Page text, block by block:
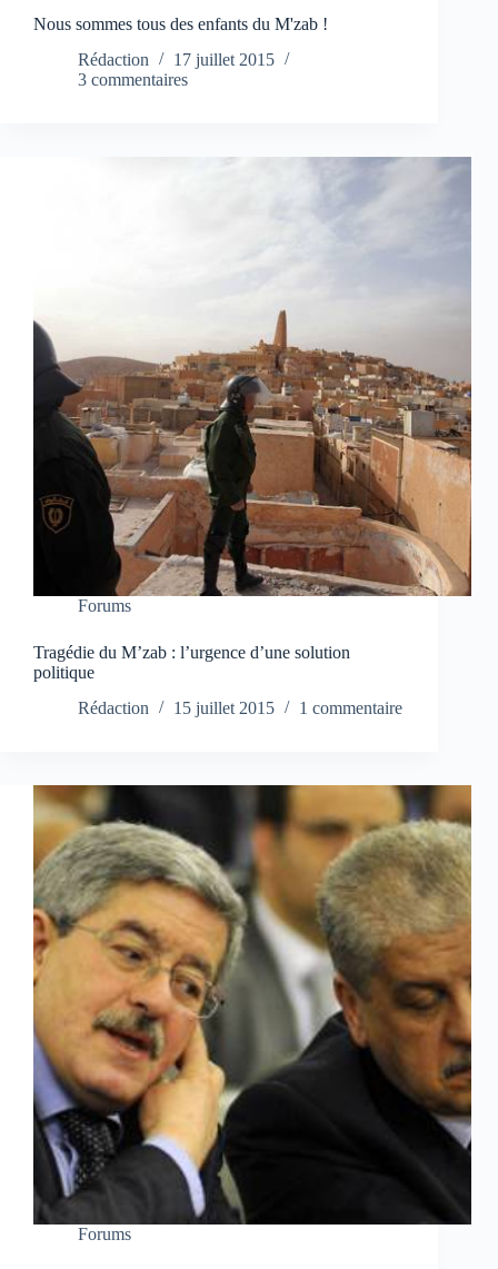
Nous sommes tous des enfants du M'zab !
Rédaction
17 juillet 2015
3 commentaires
Forums
Tragédie du M’zab : l’urgence d’une solution
politique
Rédaction
15 juillet 2015 1 commentaire
Forums